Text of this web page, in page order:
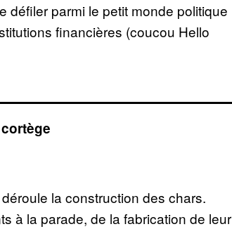
défiler parmi le petit monde politique
financières (coucou Hello
la construction des chars.
à la parade, de la fabrication de leur